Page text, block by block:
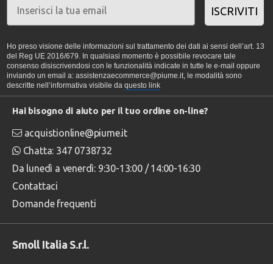
ISCRIVITI
Ho preso visione delle informazioni sul trattamento dei dati ai sensi dell’art. 13
del Reg UE 2016/679. In qualsiasi momento è possibile revocare tale
consenso disiscrivendosi con le funzionalità indicate in tutte le e-mail oppure
inviando un email a: assistenzaecommerce@piume.it, le modalità sono
descritte nell’informativa visibile da questo link
Hai bisogno di aiuto per il tuo ordine on-line?
acquistionline@piume.it
Chatta: 347 0738732
Da lunedì a venerdì: 9:30-13:00 / 14:00-16:30
Contattaci
Domande frequenti
Smoll Italia S.r.l.